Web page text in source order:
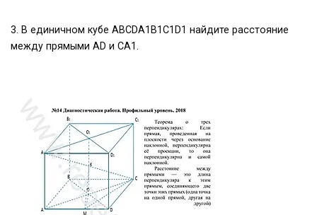
3. В единичном кубе ABCDA1B1C1D1 найдите расстояние
между прямыми AD и CA1.